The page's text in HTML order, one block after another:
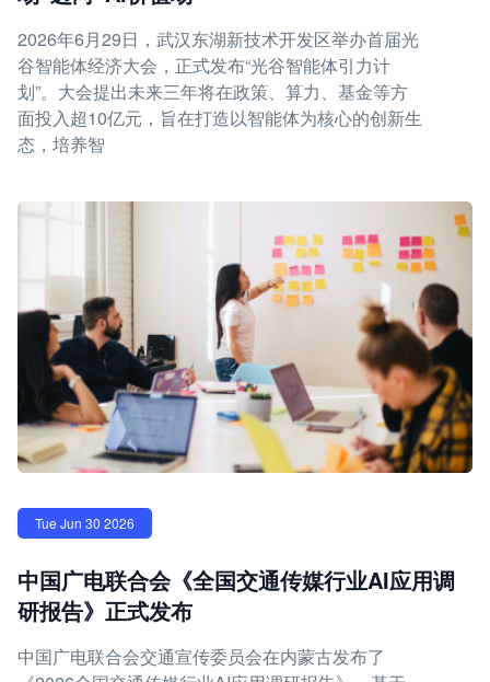
2026年6月29日，武汉东湖新技术开发区举办首届光
谷智能体经济大会，正式发布“光谷智能体引力计
划”。大会提出未来三年将在政策、算力、基金等方
面投入超10亿元，旨在打造以智能体为核心的创新生
态，培养智
Tue Jun 30 2026
中国广电联合会《全国交通传媒行业AI应用调
研报告》正式发布
中国广电联合会交通宣传委员会在内蒙古发布了